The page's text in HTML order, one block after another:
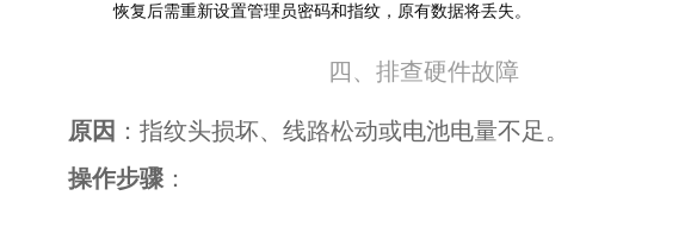
恢复后需重新设置管理员密码和指纹，原有数据将丢失。
四、排查硬件故障
原因 ：指纹头损坏、线路松动或电池电量不足。
操作步骤 ：